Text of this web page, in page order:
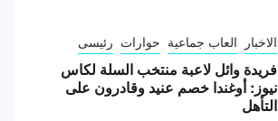
الاخبار العاب جماعية حوارات رئيسى
فريدة وائل لاعبة منتخب السلة لكاس
نيوز: أوغندا خصم عنيد وقادرون على
التأهل